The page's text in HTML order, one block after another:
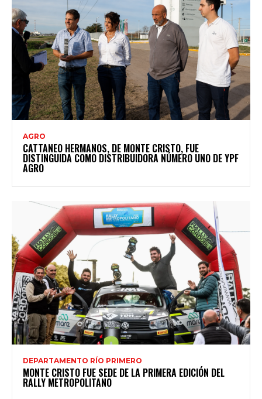
AGRO
CATTANEO HERMANOS, DE MONTE CRISTO, FUE
DISTINGUIDA COMO DISTRIBUIDORA NÚMERO UNO DE YPF
AGRO
DEPARTAMENTO RÍO PRIMERO
MONTE CRISTO FUE SEDE DE LA PRIMERA EDICIÓN DEL
RALLY METROPOLITANO